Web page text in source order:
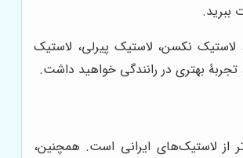
ببرید.
نکسن، لاستیک پیرلی، لاستیک
بهتری در رانندگی خواهید داشت.
از لاستیک‌های ایرانی است. همچنین،